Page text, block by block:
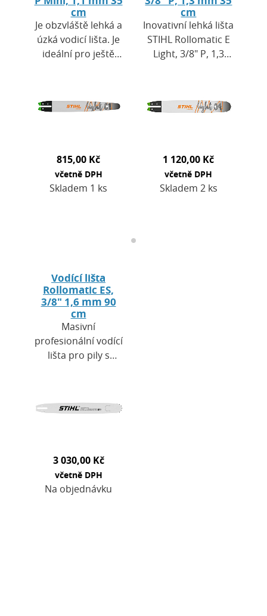
cm
Je obzvláště lehká a
úzká vodicí lišta. Je
ideální pro ještě
lišty…
815,00 Kč
včetně DPH
Skladem 1 ks
cm
Inovativní lehká lišta
STIHL Rollomatic E
Light, 3/8" P, 1,3
lištami je její…
1 120,00 Kč
včetně DPH
Skladem 2 ks
Vodící lišta
Rollomatic ES,
3/8" 1,6 mm 90
cm
Masivní
profesionální vodící
lišta pro pily s
oblasti použití:
3 030,00 Kč
včetně DPH
Na objednávku